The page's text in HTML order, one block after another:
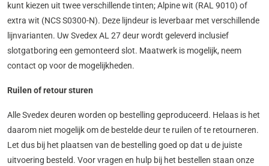
kunt kiezen uit twee verschillende tinten; Alpine wit (RAL 9010) of
extra wit (NCS S0300-N). Deze lijndeur is leverbaar met verschillende
lijnvarianten. Uw Svedex AL 27 deur wordt geleverd inclusief
slotgatboring een gemonteerd slot. Maatwerk is mogelijk, neem
contact op voor de mogelijkheden.
Ruilen of retour sturen
Alle Svedex deuren worden op bestelling geproduceerd. Helaas is het
daarom niet mogelijk om de bestelde deur te ruilen of te retourneren.
Let dus bij het plaatsen van de bestelling goed op dat u de juiste
uitvoering besteld. Voor vragen en hulp bij het bestellen staan onze